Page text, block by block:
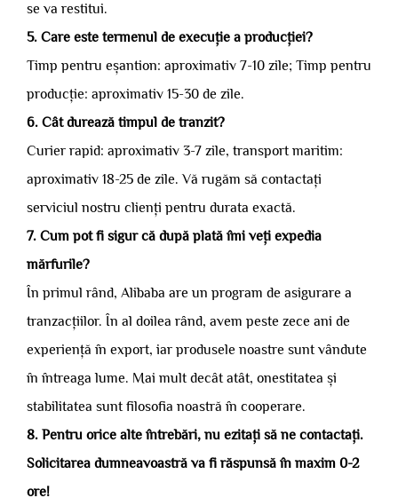
se va restitui.
5. Care este termenul de execuție a producției?
Timp pentru eșantion: aproximativ 7-10 zile; Timp pentru
producție: aproximativ 15-30 de zile.
6. Cât durează timpul de tranzit?
Curier rapid: aproximativ 3-7 zile, transport maritim:
aproximativ 18-25 de zile. Vă rugăm să contactați
serviciul nostru clienți pentru durata exactă.
7. Cum pot fi sigur că după plată îmi veți expedia
mărfurile?
În primul rând, Alibaba are un program de asigurare a
tranzacțiilor. În al doilea rând, avem peste zece ani de
experiență în export, iar produsele noastre sunt vândute
în întreaga lume. Mai mult decât atât, onestitatea și
stabilitatea sunt filosofia noastră în cooperare.
8. Pentru orice alte întrebări, nu ezitați să ne contactați.
Solicitarea dumneavoastră va fi răspunsă în maxim 0-2
ore!